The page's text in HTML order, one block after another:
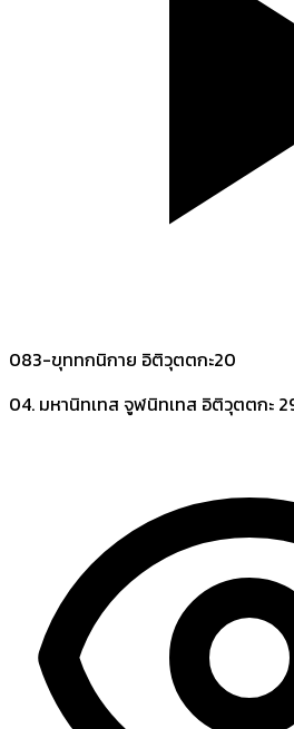
083-ขุททกนิกาย อิติวุตตกะ20
04. มหานิทเทส จูฬนิทเทส อิติวุตตกะ